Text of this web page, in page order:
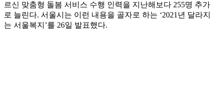
르신 맞춤형 돌봄 서비스 수행 인력을 지난해보다 255명 추가
로 늘린다. 서울시는 이런 내용을 골자로 하는 ‘2021년 달라지
는 서울복지’를 26일 발표했다.